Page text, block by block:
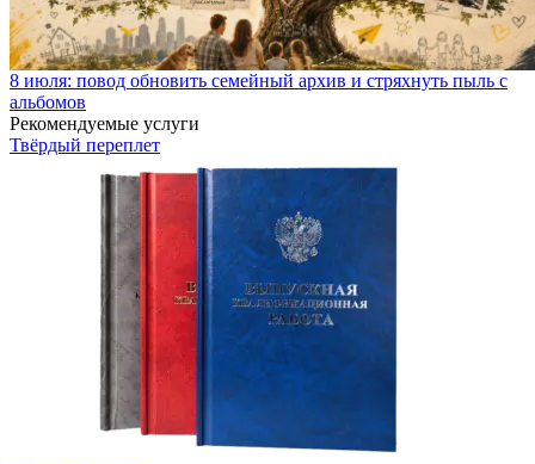
8 июля: повод обновить семейный архив и стряхнуть пыль с
альбомов
Рекомендуемые услуги
Твёрдый переплет